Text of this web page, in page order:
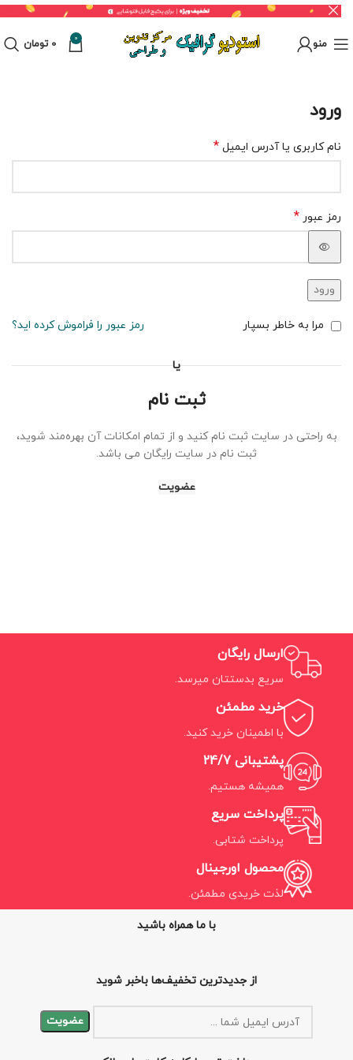
منو 0
0 تومان
ورود
نام کاربری یا آدرس ایمیل *
رمز عبور *
ورود
رمز عبور را فراموش کرده اید؟ مرا به خاطر بسپار
یا
ثبت نام
به راحتی در سایت ثبت نام کنید و از تمام امکانات آن بهره‌مند شوید،
ثبت نام در سایت رایگان می باشد.
عضویت
ارسال رایگان
سریع بدستتان میرسد.
خرید مطمئن
با اطمینان خرید کنید.
پشتیبانی 24/7
همیشه هستیم.
پرداخت سریع
پرداخت شتابی.
محصول اورجینال
لذت خریدی مطمئن.
با ما همراه باشید
از جدیدترین تخفیف‌ها باخبر شوید